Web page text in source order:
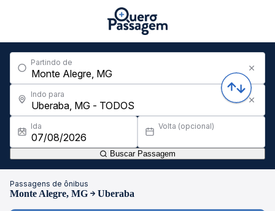
Partindo de
Indo para
Ida Volta (opcional)
Buscar Passagem
Passagens de ônibus
Monte Alegre, MG Uberaba